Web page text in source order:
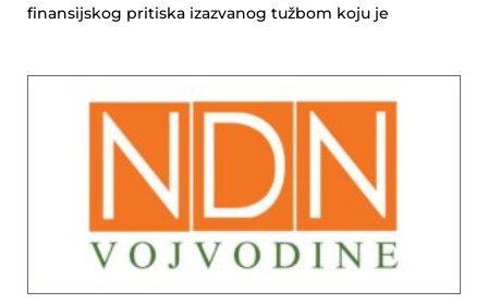
finansijskog pritiska izazvanog tužbom koju je